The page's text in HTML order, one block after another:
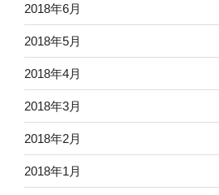
2018年6月
2018年5月
2018年4月
2018年3月
2018年2月
2018年1月